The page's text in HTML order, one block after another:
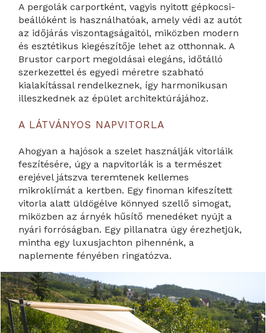
A pergolák carportként, vagyis nyitott gépkocsi-
beállóként is használhatóak, amely védi az autót
az időjárás viszontagságaitól, miközben modern
és esztétikus kiegészítője lehet az otthonnak. A
Brustor carport megoldásai elegáns, időtálló
szerkezettel és egyedi méretre szabható
kialakítással rendelkeznek, így harmonikusan
illeszkednek az épület architektúrájához.
A LÁTVÁNYOS NAPVITORLA
Ahogyan a hajósok a szelet használják vitorláik
feszítésére, úgy a napvitorlák is a természet
erejével játszva teremtenek kellemes
mikroklímát a kertben. Egy finoman kifeszített
vitorla alatt üldögélve könnyed szellő simogat,
miközben az árnyék hűsítő menedéket nyújt a
nyári forróságban. Egy pillanatra úgy érezhetjük,
mintha egy luxusjachton pihennénk, a
naplemente fényében ringatózva.